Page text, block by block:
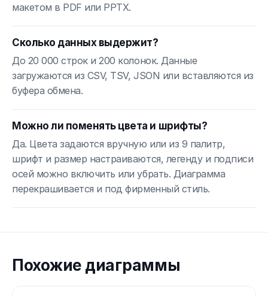
макетом в PDF или PPTX.
Сколько данных выдержит?
До 20 000 строк и 200 колонок. Данные
загружаются из CSV, TSV, JSON или вставляются из
буфера обмена.
Можно ли поменять цвета и шрифты?
Да. Цвета задаются вручную или из 9 палитр,
шрифт и размер настраиваются, легенду и подписи
осей можно включить или убрать. Диаграмма
перекрашивается и под фирменный стиль.
Похожие диаграммы